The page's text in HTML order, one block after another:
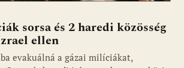
sorsa és 2 haredi közösség
ellen
evakuálná a gázai milíciákat,